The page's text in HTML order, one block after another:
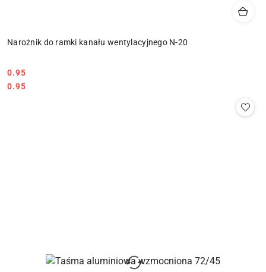
Narożnik do ramki kanału wentylacyjnego N-20
Cena:
0.95
Cena:
0.95